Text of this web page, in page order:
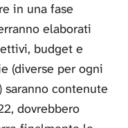
in una fase
elaborati
budget e
(diverse per ogni
contenute
dovrebbero